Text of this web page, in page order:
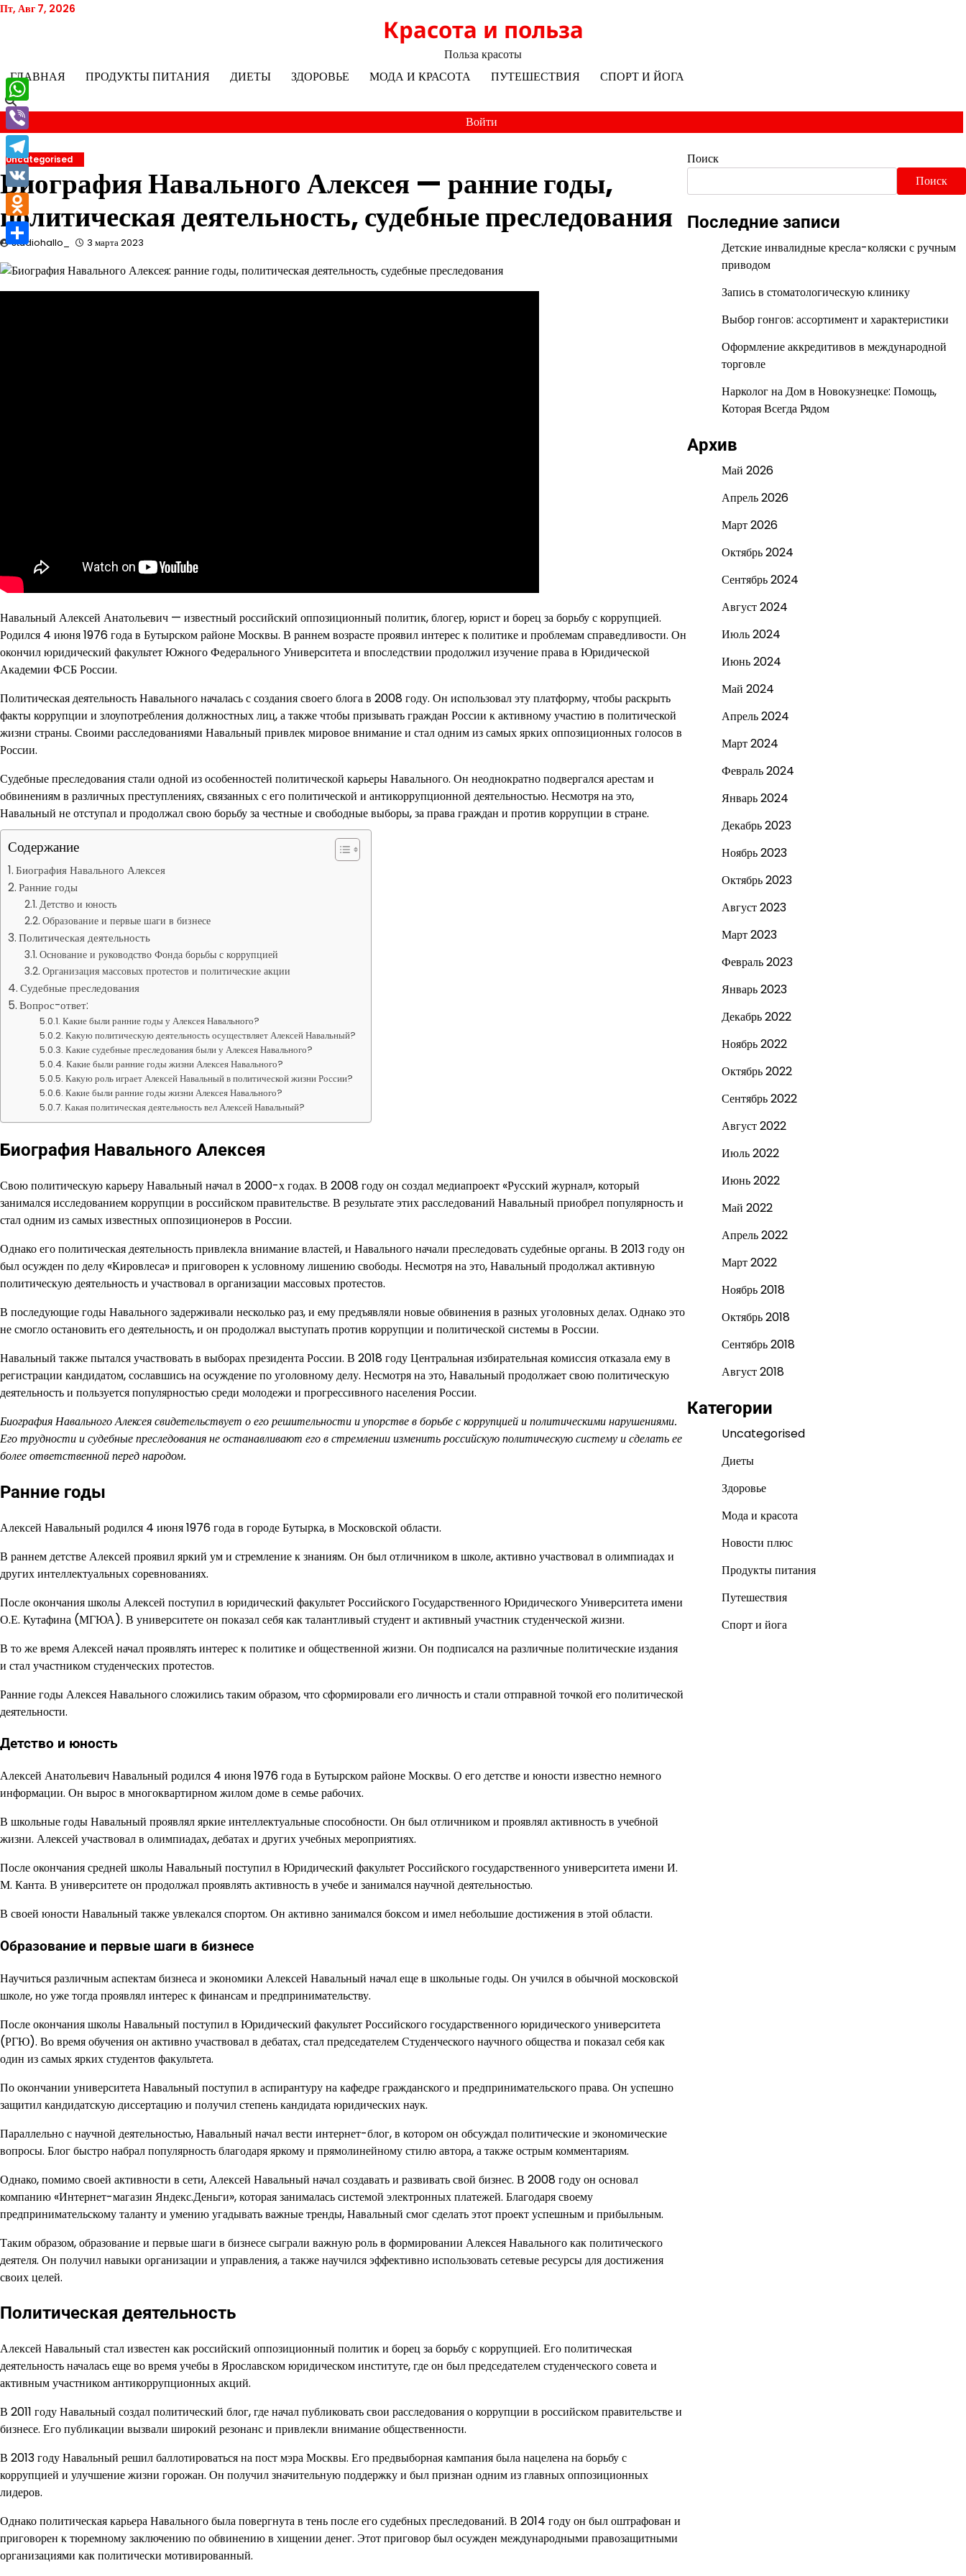
Перейти
Пт, Авг 7, 2026
Красота и польза
Польза красоты
ГЛАВНАЯ
ПРОДУКТЫ ПИТАНИЯ ДИЕТЫ ЗДОРОВЬЕ МОДА И КРАСОТА ПУТЕШЕСТВИЯ СПОРТ И ЙОГА
Войти
Uncategorised
Биография Навального Алексея — ранние годы,
политическая деятельность, судебные преследования
studiohallo_ 3 марта 2023
Навальный Алексей Анатольевич — известный российский оппозиционный политик, блогер, юрист и борец за борьбу с коррупцией.
Родился 4 июня 1976 года в Бутырском районе Москвы. В раннем возрасте проявил интерес к политике и проблемам справедливости. Он
окончил юридический факультет Южного Федерального Университета и впоследствии продолжил изучение права в Юридической
Академии ФСБ России.
Политическая деятельность Навального началась с создания своего блога в 2008 году. Он использовал эту платформу, чтобы раскрыть
факты коррупции и злоупотребления должностных лиц, а также чтобы призывать граждан России к активному участию в политической
жизни страны. Своими расследованиями Навальный привлек мировое внимание и стал одним из самых ярких оппозиционных голосов в
России.
Судебные преследования стали одной из особенностей политической карьеры Навального. Он неоднократно подвергался арестам и
обвинениям в различных преступлениях, связанных с его политической и антикоррупционной деятельностью. Несмотря на это,
Навальный не отступал и продолжал свою борьбу за честные и свободные выборы, за права граждан и против коррупции в стране.
Содержание
Биография Навального Алексея
Ранние годы
Детство и юность
Образование и первые шаги в бизнесе
Политическая деятельность
Основание и руководство Фонда борьбы с коррупцией
Организация массовых протестов и политические акции
Судебные преследования
Вопрос-ответ:
Какие были ранние годы у Алексея Навального?
Какую политическую деятельность осуществляет Алексей Навальный?
Какие судебные преследования были у Алексея Навального?
Какие были ранние годы жизни Алексея Навального?
Какую роль играет Алексей Навальный в политической жизни России?
Какие были ранние годы жизни Алексея Навального?
Какая политическая деятельность вел Алексей Навальный?
Биография Навального Алексея
Свою политическую карьеру Навальный начал в 2000-х годах. В 2008 году он создал медиапроект «Русский журнал», который
занимался исследованием коррупции в российском правительстве. В результате этих расследований Навальный приобрел популярность и
стал одним из самых известных оппозиционеров в России.
Однако его политическая деятельность привлекла внимание властей, и Навального начали преследовать судебные органы. В 2013 году он
был осужден по делу «Кировлеса» и приговорен к условному лишению свободы. Несмотря на это, Навальный продолжал активную
политическую деятельность и участвовал в организации массовых протестов.
В последующие годы Навального задерживали несколько раз, и ему предъявляли новые обвинения в разных уголовных делах. Однако это
не смогло остановить его деятельность, и он продолжал выступать против коррупции и политической системы в России.
Навальный также пытался участвовать в выборах президента России. В 2018 году Центральная избирательная комиссия отказала ему в
регистрации кандидатом, сославшись на осуждение по уголовному делу. Несмотря на это, Навальный продолжает свою политическую
деятельность и пользуется популярностью среди молодежи и прогрессивного населения России.
Биография Навального Алексея свидетельствует о его решительности и упорстве в борьбе с коррупцией и политическими нарушениями.
Его трудности и судебные преследования не останавливают его в стремлении изменить российскую политическую систему и сделать ее
более ответственной перед народом.
Ранние годы
Алексей Навальный родился 4 июня 1976 года в городе Бутырка, в Московской области.
В раннем детстве Алексей проявил яркий ум и стремление к знаниям. Он был отличником в школе, активно участвовал в олимпиадах и
других интеллектуальных соревнованиях.
После окончания школы Алексей поступил в юридический факультет Российского Государственного Юридического Университета имени
О.Е. Кутафина (МГЮА). В университете он показал себя как талантливый студент и активный участник студенческой жизни.
В то же время Алексей начал проявлять интерес к политике и общественной жизни. Он подписался на различные политические издания
и стал участником студенческих протестов.
Ранние годы Алексея Навального сложились таким образом, что сформировали его личность и стали отправной точкой его политической
деятельности.
Детство и юность
Алексей Анатольевич Навальный родился 4 июня 1976 года в Бутырском районе Москвы. О его детстве и юности известно немного
информации. Он вырос в многоквартирном жилом доме в семье рабочих.
В школьные годы Навальный проявлял яркие интеллектуальные способности. Он был отличником и проявлял активность в учебной
жизни. Алексей участвовал в олимпиадах, дебатах и других учебных мероприятиях.
После окончания средней школы Навальный поступил в Юридический факультет Российского государственного университета имени И.
М. Канта. В университете он продолжал проявлять активность в учебе и занимался научной деятельностью.
В своей юности Навальный также увлекался спортом. Он активно занимался боксом и имел небольшие достижения в этой области.
Образование и первые шаги в бизнесе
Научиться различным аспектам бизнеса и экономики Алексей Навальный начал еще в школьные годы. Он учился в обычной московской
школе, но уже тогда проявлял интерес к финансам и предпринимательству.
После окончания школы Навальный поступил в Юридический факультет Российского государственного юридического университета
(РГЮ). Во время обучения он активно участвовал в дебатах, стал председателем Студенческого научного общества и показал себя как
один из самых ярких студентов факультета.
По окончании университета Навальный поступил в аспирантуру на кафедре гражданского и предпринимательского права. Он успешно
защитил кандидатскую диссертацию и получил степень кандидата юридических наук.
Параллельно с научной деятельностью, Навальный начал вести интернет-блог, в котором он обсуждал политические и экономические
вопросы. Блог быстро набрал популярность благодаря яркому и прямолинейному стилю автора, а также острым комментариям.
Однако, помимо своей активности в сети, Алексей Навальный начал создавать и развивать свой бизнес. В 2008 году он основал
компанию «Интернет-магазин Яндекс.Деньги», которая занималась системой электронных платежей. Благодаря своему
предпринимательскому таланту и умению угадывать важные тренды, Навальный смог сделать этот проект успешным и прибыльным.
Таким образом, образование и первые шаги в бизнесе сыграли важную роль в формировании Алексея Навального как политического
деятеля. Он получил навыки организации и управления, а также научился эффективно использовать сетевые ресурсы для достижения
своих целей.
Политическая деятельность
Алексей Навальный стал известен как российский оппозиционный политик и борец за борьбу с коррупцией. Его политическая
деятельность началась еще во время учебы в Ярославском юридическом институте, где он был председателем студенческого совета и
активным участником антикоррупционных акций.
В 2011 году Навальный создал политический блог, где начал публиковать свои расследования о коррупции в российском правительстве и
бизнесе. Его публикации вызвали широкий резонанс и привлекли внимание общественности.
В 2013 году Навальный решил баллотироваться на пост мэра Москвы. Его предвыборная кампания была нацелена на борьбу с
коррупцией и улучшение жизни горожан. Он получил значительную поддержку и был признан одним из главных оппозиционных
лидеров.
Однако политическая карьера Навального была повергнута в тень после его судебных преследований. В 2014 году он был оштрафован и
приговорен к тюремному заключению по обвинению в хищении денег. Этот приговор был осужден международными правозащитными
организациями как политически мотивированный.
Поиск
Поиск
Последние записи
Детские инвалидные кресла-коляски с ручным
приводом
Запись в стоматологическую клинику
Выбор гонгов: ассортимент и характеристики
Оформление аккредитивов в международной
торговле
Нарколог на Дом в Новокузнецке: Помощь,
Которая Всегда Рядом
Архив
Май 2026
Апрель 2026
Март 2026
Октябрь 2024
Сентябрь 2024
Август 2024
Июль 2024
Июнь 2024
Май 2024
Апрель 2024
Март 2024
Февраль 2024
Январь 2024
Декабрь 2023
Ноябрь 2023
Октябрь 2023
Август 2023
Март 2023
Февраль 2023
Январь 2023
Декабрь 2022
Ноябрь 2022
Октябрь 2022
Сентябрь 2022
Август 2022
Июль 2022
Июнь 2022
Май 2022
Апрель 2022
Март 2022
Ноябрь 2018
Октябрь 2018
Сентябрь 2018
Август 2018
Категории
Uncategorised
Диеты
Здоровье
Мода и красота
Новости плюс
Продукты питания
Путешествия
Спорт и йога
WhatsApp
Viber
Telegram
VK
Odnoklassniki